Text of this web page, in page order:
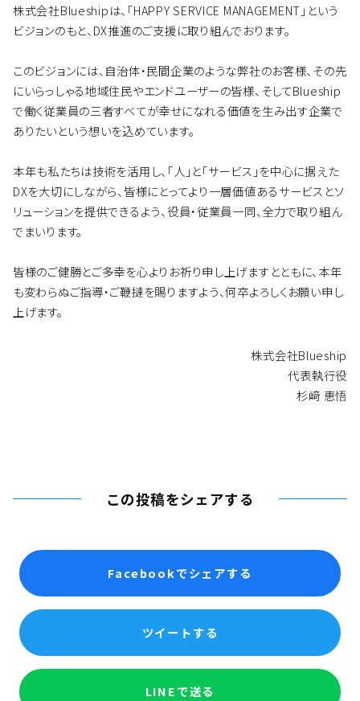
株式会社Blueshipは、「HAPPY SERVICE MANAGEMENT」という
ビジョンのもと、DX推進のご支援に取り組んでおります。
このビジョンには、自治体・民間企業のような弊社のお客様、その先
にいらっしゃる地域住民やエンドユーザーの皆様、そしてBlueship
で働く従業員の三者すべてが幸せになれる価値を生み出す企業で
ありたいという想いを込めています。
本年も私たちは技術を活用し、「人」と「サービス」を中心に据えた
DXを大切にしながら、皆様にとってより一層価値あるサービスとソ
リューションを提供できるよう、役員・従業員一同、全力で取り組ん
でまいります。
皆様のご健勝とご多幸を心よりお祈り申し上げますとともに、本年
も変わらぬご指導・ご鞭撻を賜りますよう、何卒よろしくお願い申し
上げます。
株式会社Blueship
代表執行役
杉﨑 恵悟
この投稿をシェアする
Facebookでシェアする
ツイートする
LINEで送る